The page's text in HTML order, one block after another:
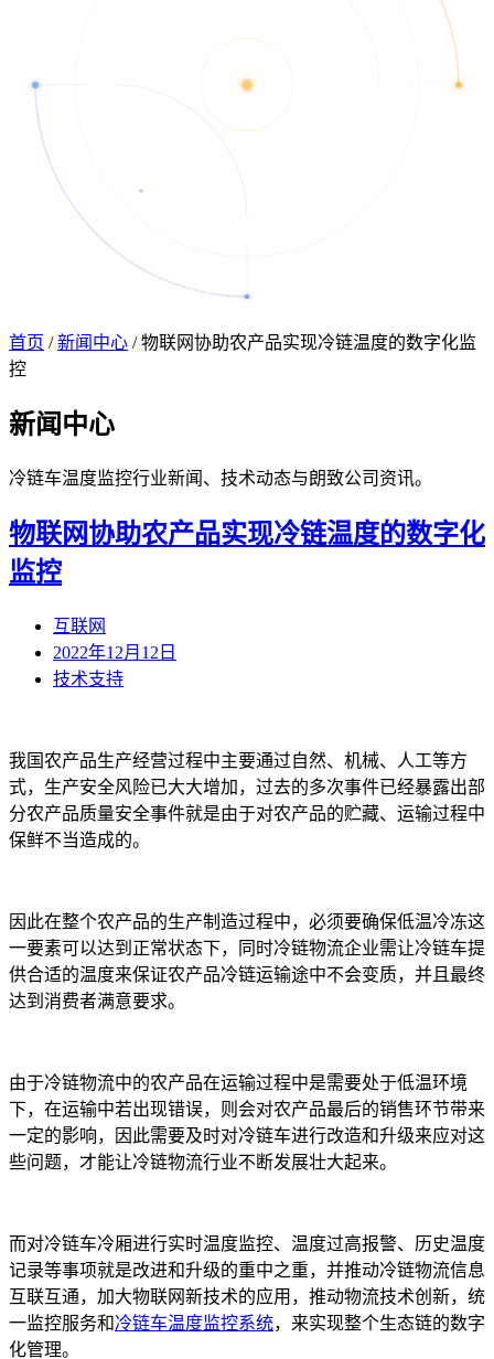
首页 / 新闻中心 / 物联网协助农产品实现冷链温度的数字化监
控
新闻 中心
冷链车温度监控行业新闻、技术动态与朗致公司资讯。
物联网协助农产品实现冷链温度的数字化
监控
互联网
2022年12月12日
技术支持
我国农产品生产经营过程中主要通过自然、机械、人工等方
式，生产安全风险已大大增加，过去的多次事件已经暴露出部
分农产品质量安全事件就是由于对农产品的贮藏、运输过程中
保鲜不当造成的。
因此在整个农产品的生产制造过程中，必须要确保低温冷冻这
一要素可以达到正常状态下，同时冷链物流企业需让冷链车提
供合适的温度来保证农产品冷链运输途中不会变质，并且最终
达到消费者满意要求。
由于冷链物流中的农产品在运输过程中是需要处于低温环境
下，在运输中若出现错误，则会对农产品最后的销售环节带来
一定的影响，因此需要及时对冷链车进行改造和升级来应对这
些问题，才能让冷链物流行业不断发展壮大起来。
而对冷链车冷厢进行实时温度监控、温度过高报警、历史温度
记录等事项就是改进和升级的重中之重，并推动冷链物流信息
互联互通，加大物联网新技术的应用，推动物流技术创新，统
一监控服务和冷链车温度监控系统，来实现整个生态链的数字
化管理。